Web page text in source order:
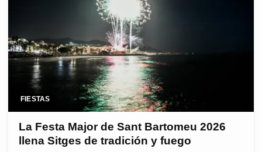
FIESTAS
La Festa Major de Sant Bartomeu 2026
llena Sitges de tradición y fuego